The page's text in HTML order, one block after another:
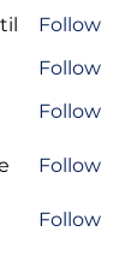
Follow
Follow
Follow
Follow
Follow